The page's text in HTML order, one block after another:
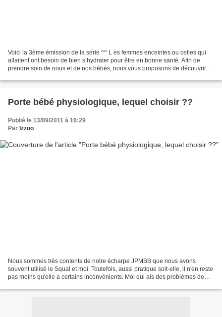
Voici la 3ème émission de la série ^^ L es femmes enceintes ou celles qui
allaitent ont besoin de bien s’hydrater pour être en bonne santé. Afin de
prendre soin de nous et de nos bébés, nous vous proposons de découvrir
Porte bébé physiologique, lequel choisir ??
Publié le 13/09/2011 à 16:29
Par Izzoo
Nous sommes très contents de notre écharpe JPMBB que nous avons
souvent utilisé le Squal et moi. Toutefois, aussi pratique soit-elle, il n'en reste
pas moins qu'elle a certains inconvénients. Moi qui ais des problèmes de